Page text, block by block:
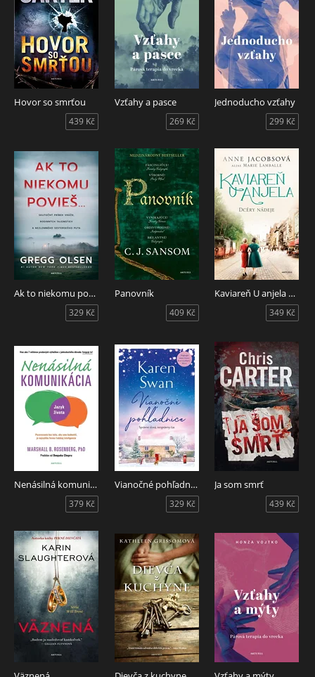
Hovor so smrťou
439 Kč
Vzťahy a pasce
269 Kč
Jednoducho vzťahy
299 Kč
Ak to niekomu povieš...
329 Kč
Panovník
409 Kč
Kaviareň U anjela 3: Dcéry nádeje
349 Kč
Nenásilná komunikácia
379 Kč
Vianočné pohľadnice
329 Kč
Ja som smrť
439 Kč